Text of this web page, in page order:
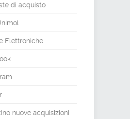
di acquisto
Elettroniche
nuove acquisizioni